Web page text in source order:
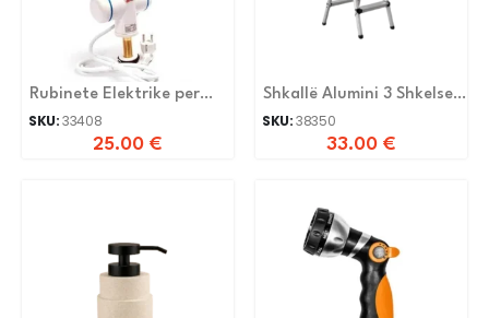
Rubinete Elektrike per
Kuzhine OL-001
SKU:33408
25.00 €
Shkallë Alumini 3 Shkelse
Lj0203
SKU:38350
33.00 €